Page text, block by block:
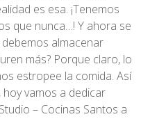
es esa. ¡Tenemos
que nunca…! Y ahora se
almacenar
más? Porque claro, lo
estropee la comida. Así
vamos a dedicar
– Cocinas Santos a